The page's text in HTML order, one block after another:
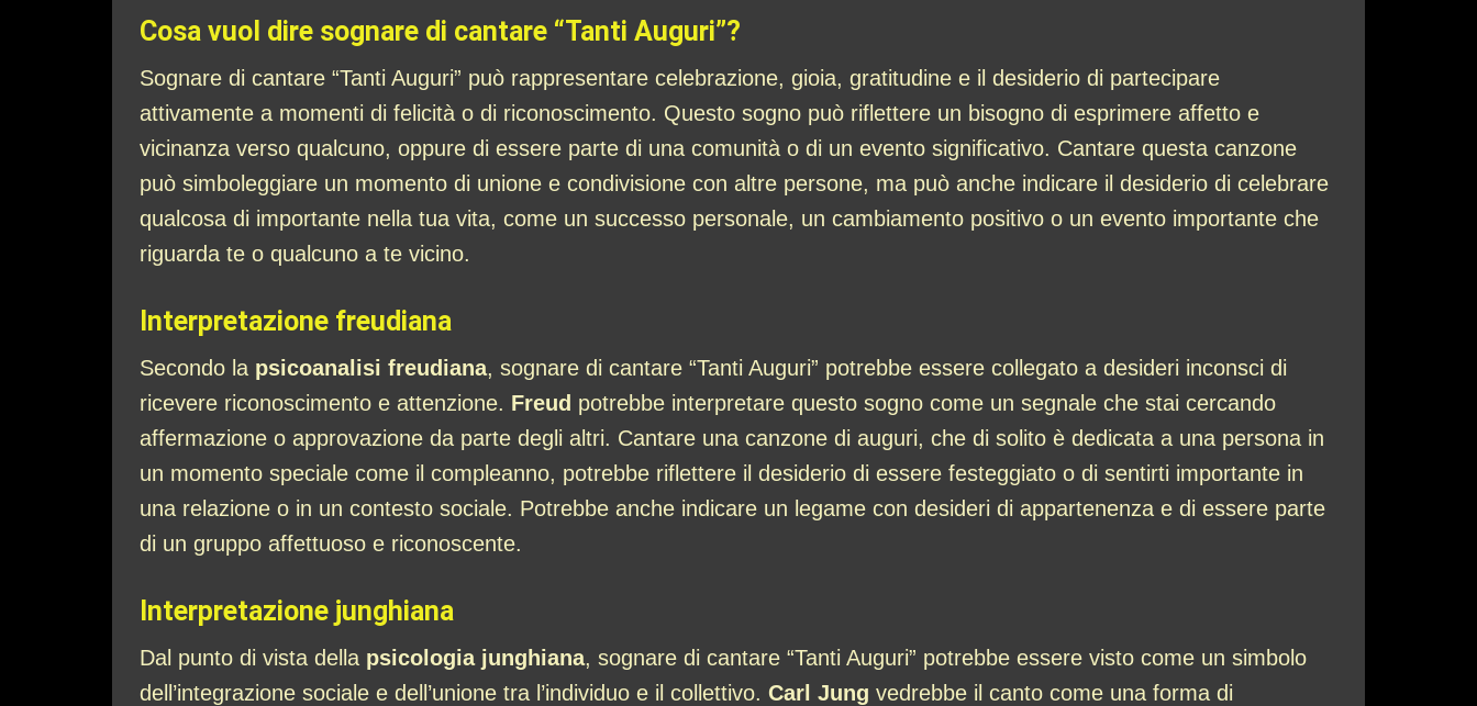
Cosa vuol dire sognare di cantare “Tanti Auguri”?
Sognare di cantare “Tanti Auguri” può rappresentare celebrazione, gioia, gratitudine e il desiderio di partecipare
attivamente a momenti di felicità o di riconoscimento. Questo sogno può riflettere un bisogno di esprimere affetto e
vicinanza verso qualcuno, oppure di essere parte di una comunità o di un evento significativo. Cantare questa canzone
può simboleggiare un momento di unione e condivisione con altre persone, ma può anche indicare il desiderio di celebrare
qualcosa di importante nella tua vita, come un successo personale, un cambiamento positivo o un evento importante che
riguarda te o qualcuno a te vicino.
Interpretazione freudiana
Secondo la psicoanalisi freudiana, sognare di cantare “Tanti Auguri” potrebbe essere collegato a desideri inconsci di
ricevere riconoscimento e attenzione. Freud potrebbe interpretare questo sogno come un segnale che stai cercando
affermazione o approvazione da parte degli altri. Cantare una canzone di auguri, che di solito è dedicata a una persona in
un momento speciale come il compleanno, potrebbe riflettere il desiderio di essere festeggiato o di sentirti importante in
una relazione o in un contesto sociale. Potrebbe anche indicare un legame con desideri di appartenenza e di essere parte
di un gruppo affettuoso e riconoscente.
Interpretazione junghiana
Dal punto di vista della psicologia junghiana, sognare di cantare “Tanti Auguri” potrebbe essere visto come un simbolo
dell’integrazione sociale e dell’unione tra l’individuo e il collettivo. Carl Jung vedrebbe il canto come una forma di